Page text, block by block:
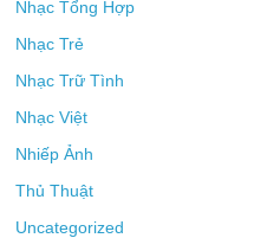
Nhạc Tổng Hợp
Nhạc Trẻ
Nhạc Trữ Tình
Nhạc Việt
Nhiếp Ảnh
Thủ Thuật
Uncategorized